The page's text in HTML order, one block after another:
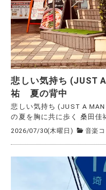
悲しい気持ち (JUST
祐 夏の背中
悲しい気持ち (JUST A
の夏を胸に共に歩く 桑田佳
2026/07/30(木曜日) 音楽